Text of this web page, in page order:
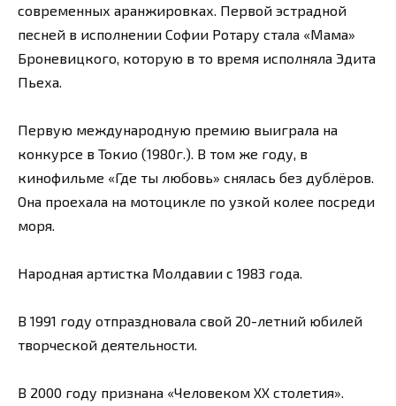
современных аранжировках. Первой эстрадной
песней в исполнении Софии Ротару стала «Мама»
Броневицкого, которую в то время исполняла Эдита
Пьеха.
Первую международную премию выиграла на
конкурсе в Токио (1980г.). В том же году, в
кинофильме «Где ты любовь» снялась без дублёров.
Она проехала на мотоцикле по узкой колее посреди
моря.
Народная артистка Молдавии с 1983 года.
В 1991 году отпраздновала свой 20-летний юбилей
творческой деятельности.
В 2000 году признана «Человеком XX столетия».